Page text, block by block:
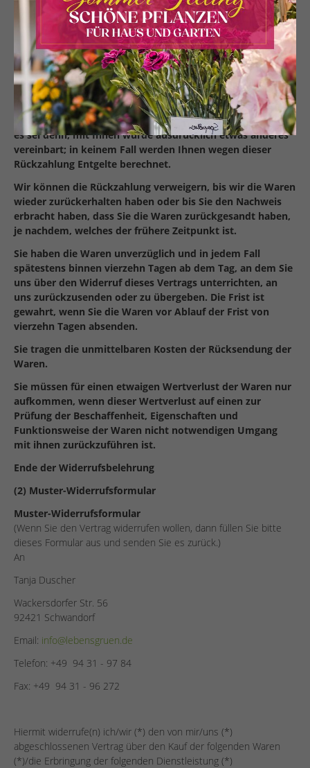
einschließlich der Lieferkosten (mit Ausnahme der
zusätzlichen Kosten, die sich daraus ergeben, dass Sie eine
andere Art der Lieferung als die von uns angebotene,
günstigste Standardlieferung gewählt haben), unverzüglich
und spätestens binnen vierzehn Tagen ab dem Tag
zurückzuzahlen, an dem die Mitteilung über Ihren
Widerruf dieses Vertrags bei uns eingegangen ist. Für diese
Rückzahlung verwenden wir dasselbe Zahlungsmittel, das
Sie bei der ursprünglichen Transaktion eingesetzt haben,
es sei denn, mit Ihnen wurde ausdrücklich etwas anderes
vereinbart; in keinem Fall werden Ihnen wegen dieser
Rückzahlung Entgelte berechnet.
Wir können die Rückzahlung verweigern, bis wir die Waren
wieder zurückerhalten haben oder bis Sie den Nachweis
erbracht haben, dass Sie die Waren zurückgesandt haben,
je nachdem, welches der frühere Zeitpunkt ist.
Sie haben die Waren unverzüglich und in jedem Fall
spätestens binnen vierzehn Tagen ab dem Tag, an dem Sie
uns über den Widerruf dieses Vertrags unterrichten, an
uns zurückzusenden oder zu übergeben. Die Frist ist
gewahrt, wenn Sie die Waren vor Ablauf der Frist von
vierzehn Tagen absenden.
Sie tragen die unmittelbaren Kosten der Rücksendung der
Waren.
Sie müssen für einen etwaigen Wertverlust der Waren nur
aufkommen, wenn dieser Wertverlust auf einen zur
Prüfung der Beschaffenheit, Eigenschaften und
Funktionsweise der Waren nicht notwendigen Umgang
mit ihnen zurückzuführen ist.
Ende der Widerrufsbelehrung
(2) Muster-Widerrufsformular
Muster-Widerrufsformular
(Wenn Sie den Vertrag widerrufen wollen, dann füllen Sie bitte
dieses Formular aus und senden Sie es zurück.)
An
Tanja Duscher
Wackersdorfer Str. 56
92421 Schwandorf
Email: info@lebensgruen.de
Telefon: +49 94 31 - 97 84
Fax: +49 94 31 - 96 272
Hiermit widerrufe(n) ich/wir (*) den von mir/uns (*)
abgeschlossenen Vertrag über den Kauf der folgenden Waren
(*)/die Erbringung der folgenden Dienstleistung (*)